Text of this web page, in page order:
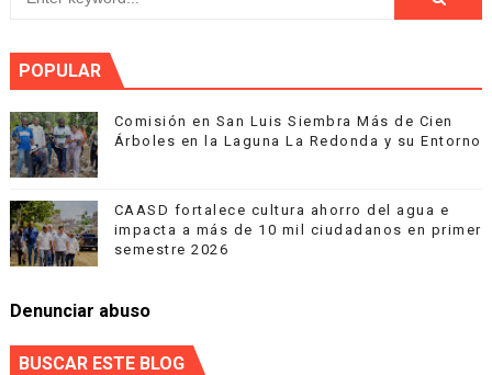
POPULAR
Comisión en San Luis Siembra Más de Cien
Árboles en la Laguna La Redonda y su Entorno
CAASD fortalece cultura ahorro del agua e
impacta a más de 10 mil ciudadanos en primer
semestre 2026
Denunciar abuso
BUSCAR ESTE BLOG